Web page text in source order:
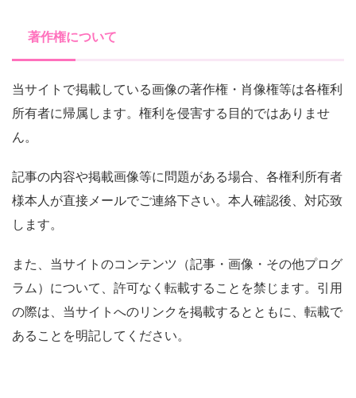
著作権について
当サイトで掲載している画像の著作権・肖像権等は各権利
所有者に帰属します。権利を侵害する目的ではありませ
ん。
記事の内容や掲載画像等に問題がある場合、各権利所有者
様本人が直接メールでご連絡下さい。本人確認後、対応致
します。
また、当サイトのコンテンツ（記事・画像・その他プログ
ラム）について、許可なく転載することを禁じます。引用
の際は、当サイトへのリンクを掲載するとともに、転載で
あることを明記してください。